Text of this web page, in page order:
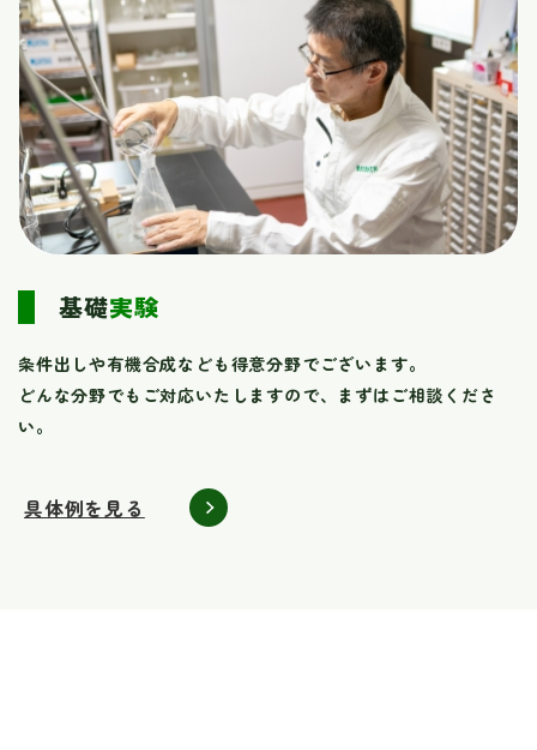
基礎実験
条件出しや有機合成なども得意分野でございます。
どんな分野でもご対応いたしますので、まずはご相談くださ
い。
具体例を見る